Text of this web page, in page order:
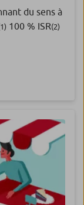
du sens à
100 % ISR(2)